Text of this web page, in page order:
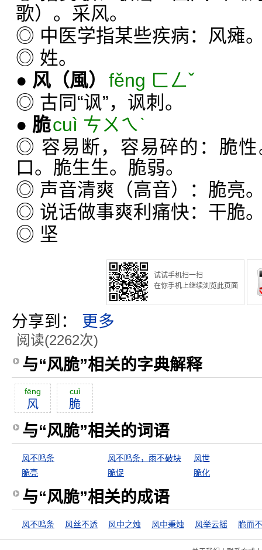
歌）。采风。
◎ 中医学指某些疾病：风瘫
◎ 姓。
● 风 （風） fěng ㄈㄥˇ
◎ 古同“讽”，讽刺。
● 脆cuì ㄘㄨㄟˋ
◎ 容易断，容易碎的：脆
口。脆生生。脆弱。
◎ 声音清爽（高音）：脆亮
◎ 说话做事爽利痛快：干脆
◎ 坚
试试手机扫一扫
在你手机上继续浏览此页面
分享到： 更多
阅读(2262次)
与“风脆”相关的字典解释
fēng
风
cuì
脆
与“风脆”相关的词语
风不鸣条 风不鸣条，雨不破块
风世
脆亮
脆促 脆化
与“风脆”相关的成语
风不鸣条 风丝不透 风中之烛 风中秉烛 风举云摇 脆而